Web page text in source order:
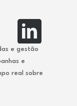
e gestão
e
real sobre